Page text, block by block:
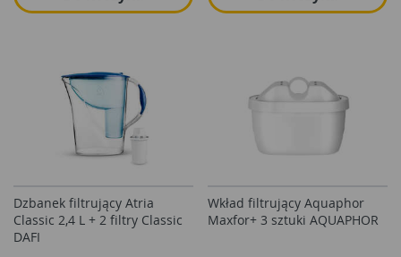
Dzbanek filtrujący Atria
Classic 2,4 L + 2 filtry Classic
DAFI
Wkład filtrujący Aquaphor
Maxfor+ 3 sztuki AQUAPHOR